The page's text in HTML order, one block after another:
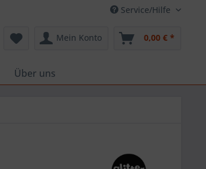
Service/Hilfe
Mein Konto 0,00 € *
Über uns